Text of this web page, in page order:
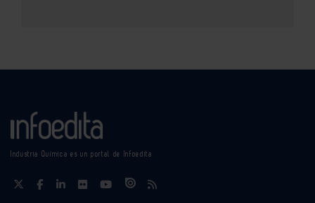
Industria Química es un portal de Infoedita